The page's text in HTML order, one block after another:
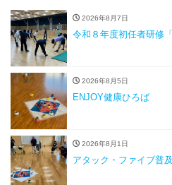
2026年8月7日
令和８年度初任者研修
2026年8月5日
ENJOY健康ひろば
2026年8月1日
アタック・ファイブ普